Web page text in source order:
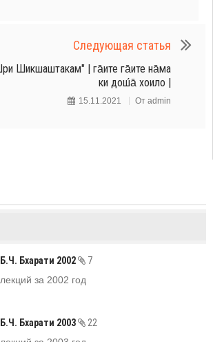
Следующая статья
Шикшаштакам" | га̄ите га̄ите на̄ма
ки дош́а̄ хоило |
15.11.2021 От admin
Бхарати 2002
7
за 2002 год
Бхарати 2003
22